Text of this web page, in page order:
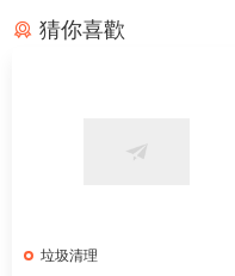
猜你喜歡
垃圾清理